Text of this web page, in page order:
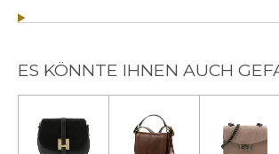
ES KÖNNTE IHNEN AUCH